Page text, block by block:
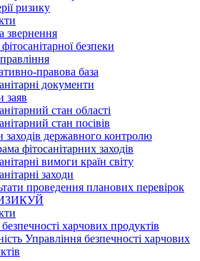
ризику
звернення
безпеки
правова база
документи
заяв
стан області
стан посівів
заходів державного контролю
фітосанітарних заходів
вимоги країн світу
заходи
проведення планових перевірок
харчових продуктів
Управління безпечності харчових